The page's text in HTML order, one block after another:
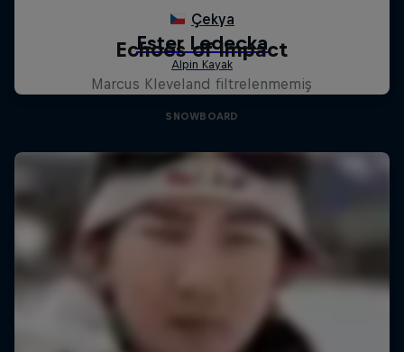
Echoes of Impact
Marcus Kleveland filtrelenmemiş
SNOWBOARD